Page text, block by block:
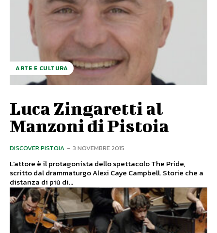
ARTE E CULTURA
Luca Zingaretti al
Manzoni di Pistoia
DISCOVER PISTOIA - 3 NOVEMBRE 2015
L'attore è il protagonista dello spettacolo The Pride,
scritto dal drammaturgo Alexi Caye Campbell. Storie che a
distanza di più di...